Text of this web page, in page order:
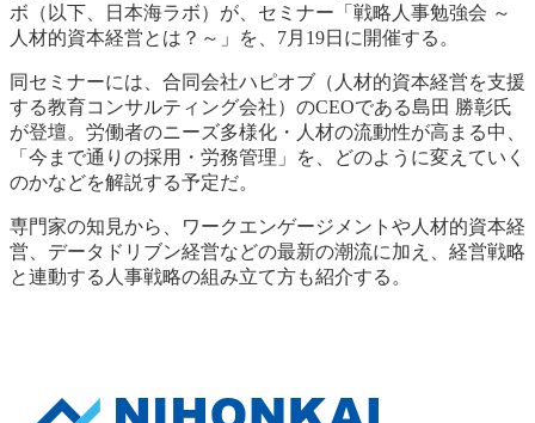
ボ（以下、日本海ラボ）が、セミナー「戦略人事勉強会 ～
人材的資本経営とは？～」を、7月19日に開催する。
同セミナーには、合同会社ハピオブ（人材的資本経営を支援
する教育コンサルティング会社）のCEOである島田 勝彰氏
が登壇。労働者のニーズ多様化・人材の流動性が高まる中、
「今まで通りの採用・労務管理」を、どのように変えていく
のかなどを解説する予定だ。
専門家の知見から、ワークエンゲージメントや人材的資本経
営、データドリブン経営などの最新の潮流に加え、経営戦略
と連動する人事戦略の組み立て方も紹介する。